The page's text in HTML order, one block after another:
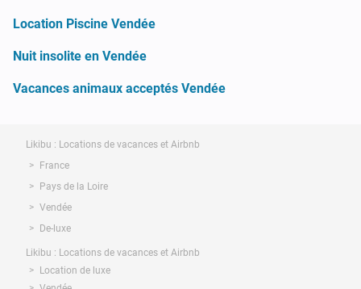
Location Piscine Vendée
Nuit insolite en Vendée
Vacances animaux acceptés Vendée
Likibu : Locations de vacances et Airbnb
France
Pays de la Loire
Vendée
De-luxe
Likibu : Locations de vacances et Airbnb
Location de luxe